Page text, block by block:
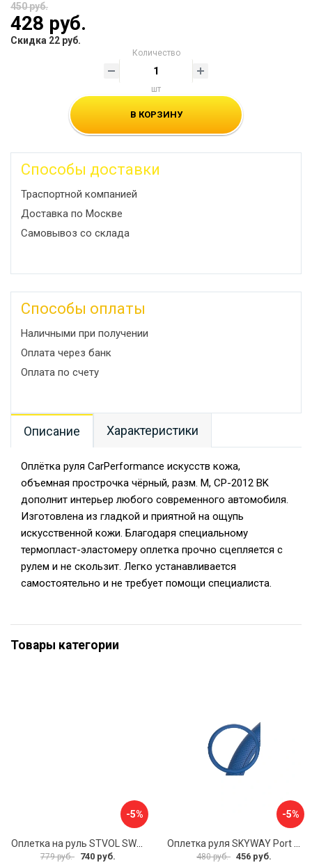
450 руб.
428 руб.
Скидка 22 руб.
Количество
шт
В КОРЗИНУ
Способы доставки
Траспортной компанией
Доставка по Москве
Самовывоз со склада
Способы оплаты
Наличными при получении
Оплата через банк
Оплата по счету
Описание Характеристики
Оплётка руля CarPerformance искусств кожа,
объемная прострочка чёрный, разм. М, CP-2012 BK
дополнит интерьер любого современного автомобиля.
Изготовлена из гладкой и приятной на ощупь
искусственной кожи. Благодаря специальному
термопласт-эластомеру оплетка прочно сцепляется с
рулем и не скользит. Легко устанавливается
самостоятельно и не требует помощи специалиста.
Товары категории
-5%
779 руб. 740 руб.
-5%
480 руб. 456 руб.